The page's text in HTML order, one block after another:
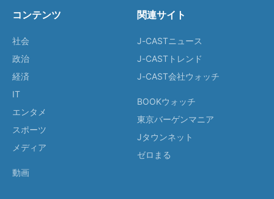
コンテンツ
社会
政治
経済
IT
エンタメ
スポーツ
メディア
動画
関連サイト
J-CASTニュース
J-CASTトレンド
J-CAST会社ウォッチ
BOOKウォッチ
東京バーゲンマニア
Jタウンネット
ゼロまる